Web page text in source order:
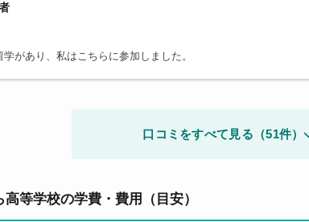
があり、私はこちらに参加しました。
口コミをすべて見る（51件）
等学校の学費・費用（目安）